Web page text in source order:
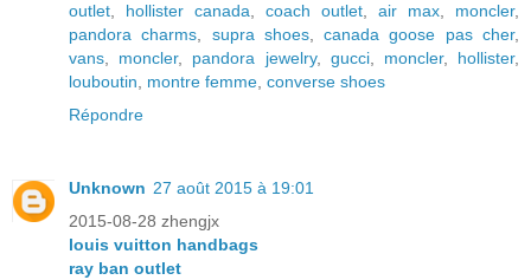
outlet, hollister canada, coach outlet, air max, moncler,
pandora charms, supra shoes,canada goose pas cher,
vans, moncler, pandora jewelry, gucci, moncler, hollister,
louboutin, montre femme, converse shoes
Répondre
Unknown 27 août 2015 à 19:01
2015-08-28 zhengjx
louis vuitton handbags
ray ban outlet